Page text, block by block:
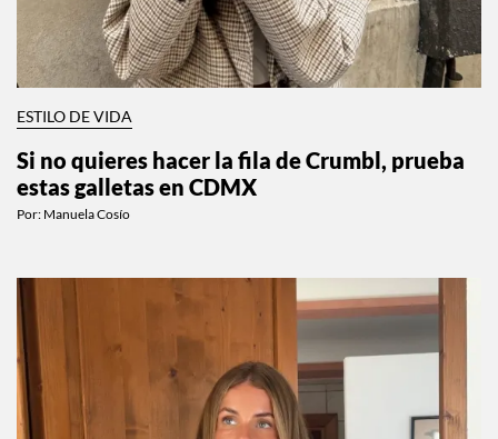
ESTILO DE VIDA
Si no quieres hacer la fila de Crumbl, prueba
estas galletas en CDMX
Por: Manuela Cosío